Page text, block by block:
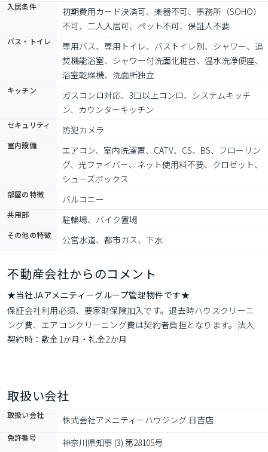
入居条件
初期費用カード決済可、楽器不可、事務所（SOHO）
不可、二人入居可、ペット不可、保証人不要
バス・トイレ
専用バス、専用トイレ、バストイレ別、シャワー、追
焚機能浴室、シャワー付洗面化粧台、温水洗浄便座、
浴室乾燥機、洗面所独立
キッチン
ガスコンロ対応、3口以上コンロ、システムキッチ
ン、カウンターキッチン
セキュリティ 防犯カメラ
室内設備
エアコン、室内洗濯置、CATV、CS、BS、フローリン
グ、光ファイバー、ネット使用料不要、クロゼット、
シューズボックス
部屋の特徴 バルコニー
共用部 駐輪場、バイク置場
その他の特徴 公営水道、都市ガス、下水
不動産会社からのコメント
★当社JAアメニティーグループ管理物件です★
保証会社利用必須、要家財保険加入です。退去時ハウスクリーニ
ング費、エアコンクリーニング費は契約者負担となります。法人
契約時：敷金1か月・礼金2か月
取扱い会社
取扱い会社 株式会社アメニティーハウジング 日吉店
免許番号 神奈川県知事 (3) 第28105号